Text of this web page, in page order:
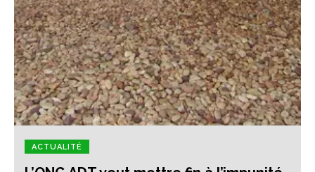
ACTUALITÉ